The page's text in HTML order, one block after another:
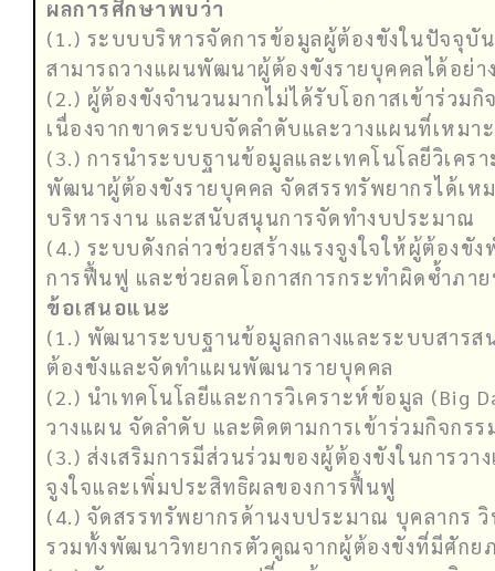
ผลการศึกษาพบว่า
(1.) ระบบบริหารจัดการข้อมูลผู้ต้องขังในปัจจุบั
สามารถวางแผนพัฒนาผู้ต้องขังรายบุคคลได้อย่
(2.) ผู้ต้องขังจำนวนมากไม่ได้รับโอกาสเข้าร่วม
เนื่องจากขาดระบบจัดลำดับและวางแผนที่เหมา
(3.) การนำระบบฐานข้อมูลและเทคโนโลยีวิเค
พัฒนาผู้ต้องขังรายบุคคล จัดสรรทรัพยากรได้เห
บริหารงาน และสนับสนุนการจัดทำงบประมาณ
(4.) ระบบดังกล่าวช่วยสร้างแรงจูงใจให้ผู้ต้องขั
การฟื้นฟู และช่วยลดโอกาสการกระทำผิดซ้ำภา
ข้อเสนอแนะ
(1.) พัฒนาระบบฐานข้อมูลกลางและระบบสารส
ต้องขังและจัดทำแผนพัฒนารายบุคคล
(2.) นำเทคโนโลยีและการวิเคราะห์ข้อมูล (Big
วางแผน จัดลำดับ และติดตามการเข้าร่วมกิจกร
(3.) ส่งเสริมการมีส่วนร่วมของผู้ต้องขังในการว
จูงใจและเพิ่มประสิทธิผลของการฟื้นฟู
(4.) จัดสรรทรัพยากรด้านงบประมาณ บุคลากร
รวมทั้งพัฒนาวิทยากรตัวคูณจากผู้ต้องขังที่มีศักย